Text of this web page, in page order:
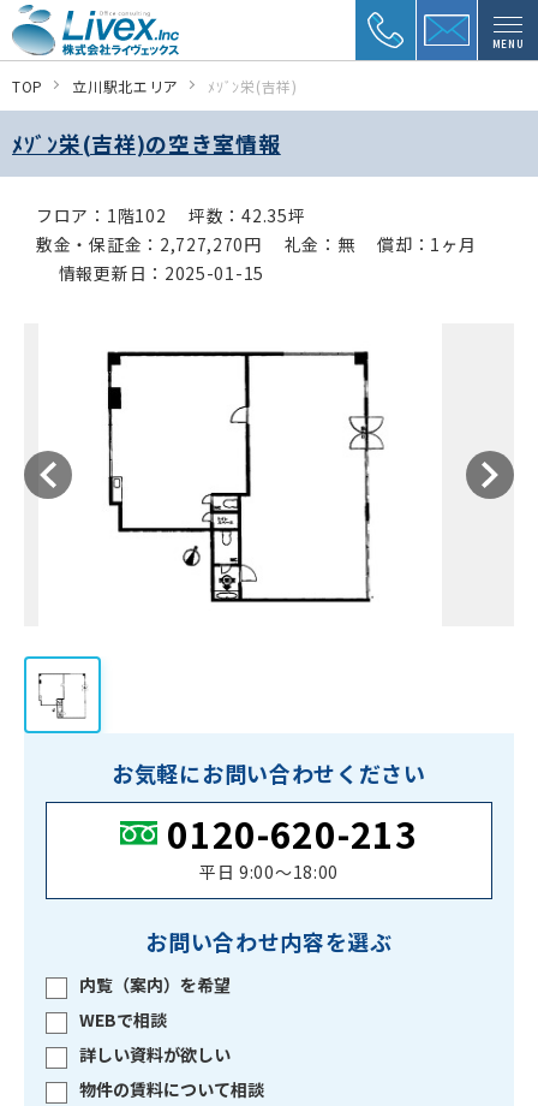
MENU
TOP 立川駅北エリア ﾒｿﾞﾝ栄(吉祥)
ﾒｿﾞﾝ栄(吉祥)の空き室情報
フロア：1階102
坪数：42.35坪
敷金・保証金：2,727,270円
礼金：無
償却：1ヶ月
情報更新日：2025-01-15
お気軽にお問い合わせください
0120-620-213
平日 9:00〜18:00
お問い合わせ内容を選ぶ
内覧（案内）を希望
WEBで相談
詳しい資料が欲しい
物件の賃料について相談